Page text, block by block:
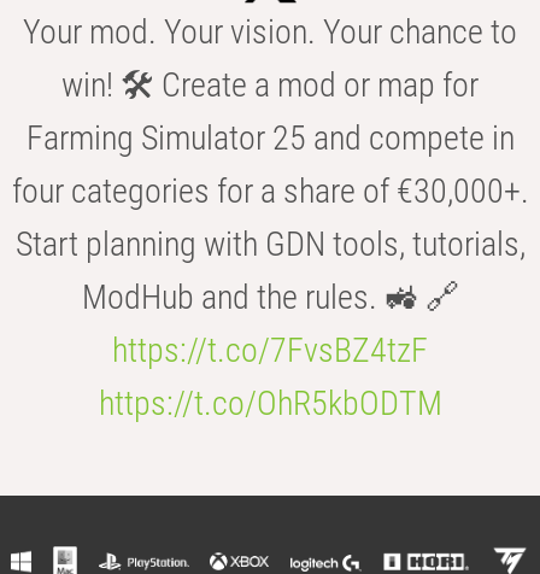
Your mod. Your vision. Your chance to
win! 🛠️ Create a mod or map for
Farming Simulator 25 and compete in
four categories for a share of €30,000+.
Start planning with GDN tools, tutorials,
ModHub and the rules. 🚜 🔗
https://t.co/7FvsBZ4tzF
https://t.co/OhR5kbODTM